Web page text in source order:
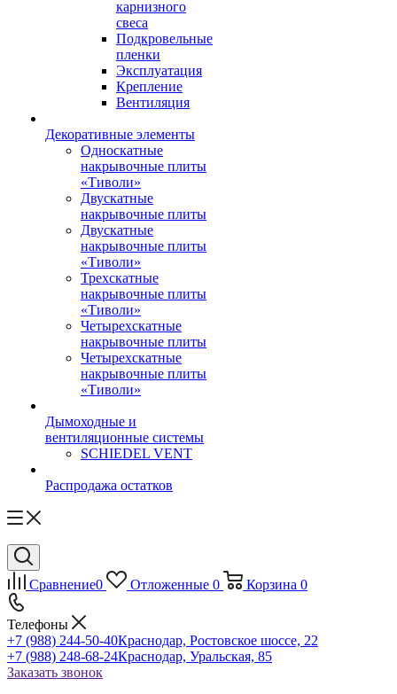
карнизного
свеса
Подкровельные
пленки
Эксплуатация
Крепление
Вентиляция
Декоративные элементы
Односкатные
накрывочные плиты
«Тиволи»
Двускатные
накрывочные плиты
Двускатные
накрывочные плиты
«Тиволи»
Трехскатные
накрывочные плиты
«Тиволи»
Четырехскатные
накрывочные плиты
Четырехскатные
накрывочные плиты
«Тиволи»
Дымоходные и
вентиляционные системы
SCHIEDEL VENT
Распродажа остатков
Сравнение0 Отложенные 0 Корзина 0
Телефоны
+7 (988) 244-50-40Краснодар, Ростовское шоссе, 22
+7 (988) 248-68-24Краснодар, Уральская, 85
Заказать звонок